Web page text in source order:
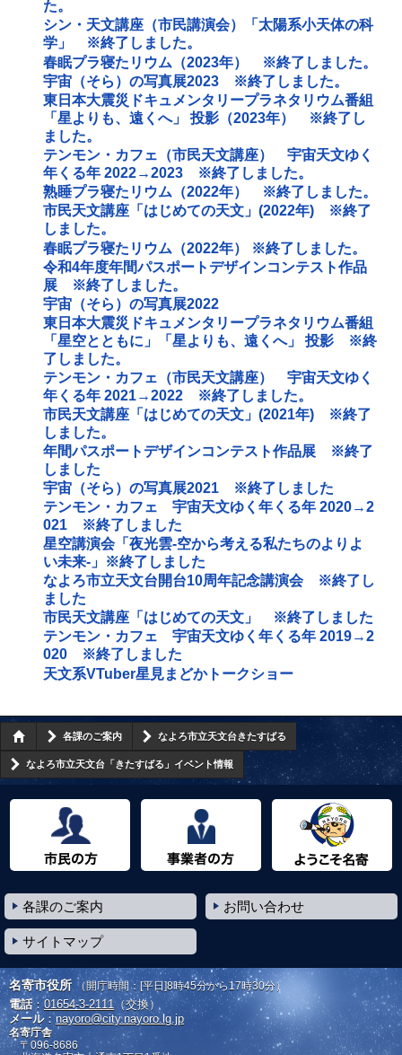
た。
シン・天文講座（市民講演会）「太陽系小天体の科
学」 ※終了しました。
春眠プラ寝たリウム（2023年） ※終了しました。
宇宙（そら）の写真展2023 ※終了しました。
東日本大震災ドキュメンタリープラネタリウム番組
「星よりも、遠くへ」 投影（2023年） ※終了し
ました。
テンモン・カフェ（市民天文講座） 宇宙天文ゆく
年くる年 2022→2023 ※終了しました。
熟睡プラ寝たリウム（2022年） ※終了しました。
市民天文講座「はじめての天文」(2022年) ※終了
しました。
春眠プラ寝たリウム（2022年） ※終了しました。
令和4年度年間パスポートデザインコンテスト作品
展 ※終了しました。
宇宙（そら）の写真展2022
東日本大震災ドキュメンタリープラネタリウム番組
「星空とともに」「星よりも、遠くへ」 投影 ※終
了しました。
テンモン・カフェ（市民天文講座） 宇宙天文ゆく
年くる年 2021→2022 ※終了しました。
市民天文講座「はじめての天文」(2021年) ※終了
しました。
年間パスポートデザインコンテスト作品展 ※終了
しました
宇宙（そら）の写真展2021 ※終了しました
テンモン・カフェ 宇宙天文ゆく年くる年 2020→2
021 ※終了しました
星空講演会「夜光雲‐空から考える私たちのよりよ
い未来‐」※終了しました
なよろ市立天文台開台10周年記念講演会 ※終了し
ました
市民天文講座「はじめての天文」 ※終了しました
テンモン・カフェ 宇宙天文ゆく年くる年 2019→2
020 ※終了しました
天文系VTuber星見まどかトークショー
各課のご案内 なよろ市立天文台きたすばる
なよろ市立天文台「きたすばる」イベント情報
各課のご案内 お問い合わせ
サイトマップ
名寄市役所 （開庁時間：[平日]8時45分から17時30分）
電話： 01654-3-2111 （交換）
メール： nayoro@city.nayoro.lg.jp
名寄庁舎
〒096-8686